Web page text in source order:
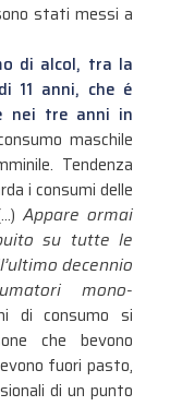
stati messi a
di alcol, tra la
11 anni, che é
nei tre anni in
maschile
Tendenza
i consumi delle
Appare ormai
su tutte le
decennio
mono-
di consumo si
che bevono
fuori pasto,
di un punto